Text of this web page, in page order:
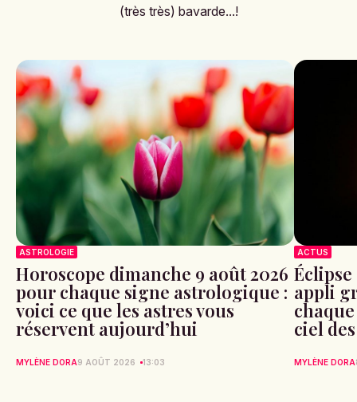
(très très) bavarde...!
ASTROLOGIE
Horoscope dimanche 9 août 2026
pour chaque signe astrologique :
voici ce que les astres vous
réservent aujourd’hui
MYLÈNE DORA9 AOÛT 2026 13:03
ACTUS
Éclipse
appli
ciel
MYLÈNE DORA